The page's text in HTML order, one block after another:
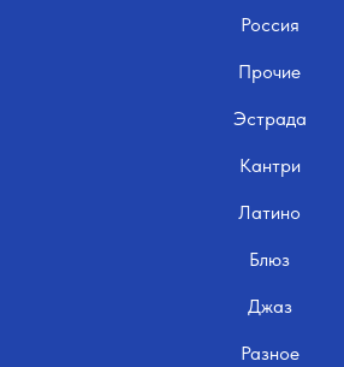
Россия
Прочие
Эстрада
Кантри
Латино
Блюз
Джаз
Разное